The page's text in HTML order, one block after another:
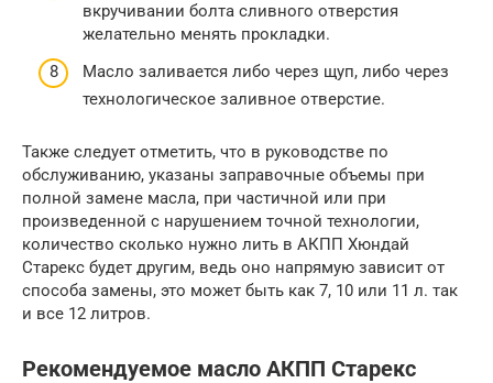
вкручивании болта сливного отверстия
желательно менять прокладки.
Масло заливается либо через щуп, либо через
технологическое заливное отверстие.
Также следует отметить, что в руководстве по
обслуживанию, указаны заправочные объемы при
полной замене масла, при частичной или при
произведенной с нарушением точной технологии,
количество сколько нужно лить в АКПП Хюндай
Старекс будет другим, ведь оно напрямую зависит от
способа замены, это может быть как 7, 10 или 11 л. так
и все 12 литров.
Рекомендуемое масло АКПП Старекс